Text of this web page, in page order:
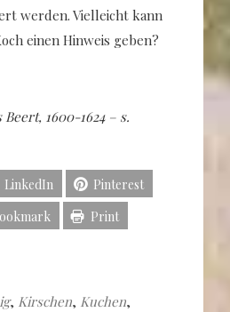
werden. Vielleicht kann
einen Hinweis geben?
1600-1624 – s.
LinkedIn
Pinterest
Print
, Kirschen, Kuchen,